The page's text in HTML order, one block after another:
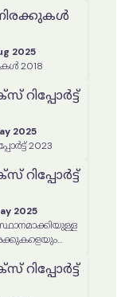
2025
2018
റിപ്പോർട്ട്
2025
2023
റിപ്പോർട്ട്
2025
റിപ്പോർട്ട്